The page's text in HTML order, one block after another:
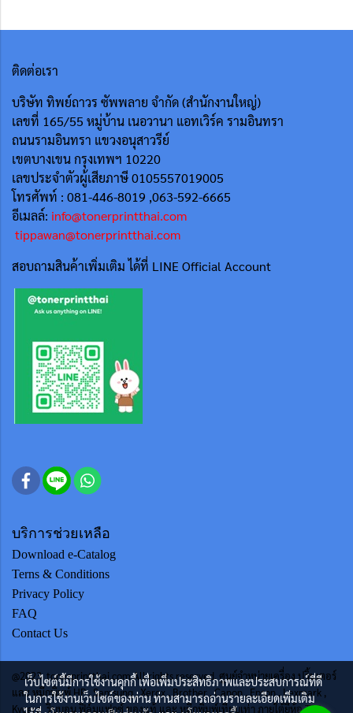
ติดต่อเรา
บริษัท ทิพย์ถาวร ซัพพลาย จำกัด (สำนักงานใหญ่)
เลขที่ 165/55 หมู่บ้าน เนอวานา แอทเวิร์ค รามอินทรา
ถนนรามอินทรา แขวงอนุสาวรีย์
เขตบางเขน กรุงเทพฯ 10220
เลขประจำตัวผู้เสียภาษี 0105557019005
โทรศัพท์ : 081-446-8019 ,063-592-6665
อีเมลล์: info@tonerprintthai.com
tippawan@tonerprintthai.com
สอบถามสินค้าเพิ่มเติม ได้ที่ LINE Official Account
บริการช่วยเหลือ
Download e-Catalog
Terns & Conditions
Privacy Policy
FAQ
Contact Us
@2023 tonerprintthai.com All rights reserved. ศูนย์จำหน่ายเครื่อง ปริ้นเตอร์
และ หมึกพิมพ์ HP , Samsung , Xerox , Brother , Canon , Epson , Lexmark ,
Kycera ริบบอน ฟิล์มแฟกซ์ ของแท้ และ หมึกพิมพ์เทียบเท่า ภายใต้ยี่ห้อ TTS
เว็บไซต์นี้มีการใช้งานคุกกี้ เพื่อเพิ่มประสิทธิภาพและประสบการณ์ที่ดี
ในการใช้งานเว็บไซต์ของท่าน ท่านสามารถอ่านรายละเอียดเพิ่มเติม